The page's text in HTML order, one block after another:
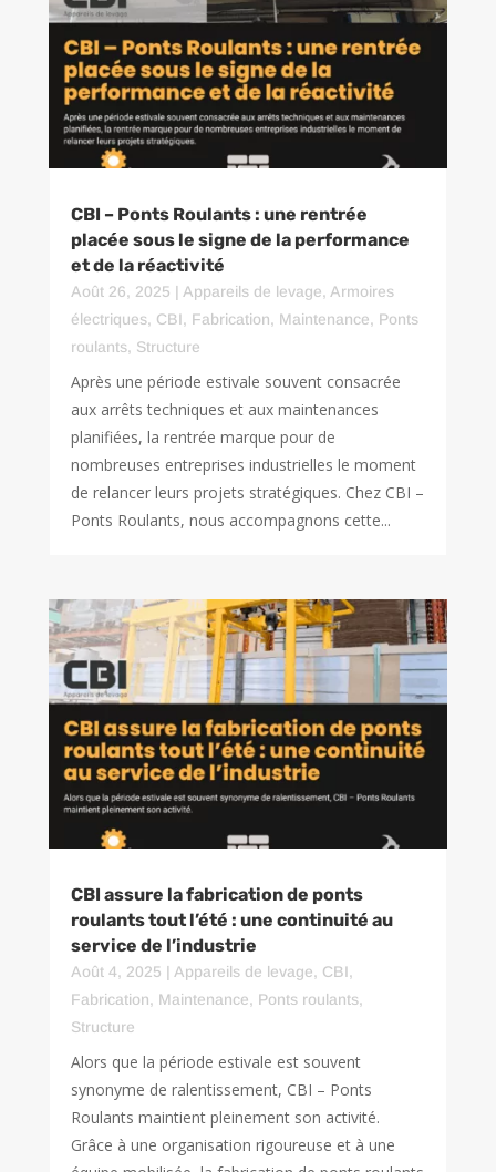
CBI – Ponts Roulants : une rentrée
placée sous le signe de la performance
et de la réactivité
Août 26, 2025 | Appareils de levage, Armoires
électriques, CBI, Fabrication, Maintenance, Ponts
roulants, Structure
Après une période estivale souvent consacrée
aux arrêts techniques et aux maintenances
planifiées, la rentrée marque pour de
nombreuses entreprises industrielles le moment
de relancer leurs projets stratégiques. Chez CBI –
Ponts Roulants, nous accompagnons cette...
CBI assure la fabrication de ponts
roulants tout l’été : une continuité au
service de l’industrie
Août 4, 2025 | Appareils de levage, CBI,
Fabrication, Maintenance, Ponts roulants,
Structure
Alors que la période estivale est souvent
synonyme de ralentissement, CBI – Ponts
Roulants maintient pleinement son activité.
Grâce à une organisation rigoureuse et à une